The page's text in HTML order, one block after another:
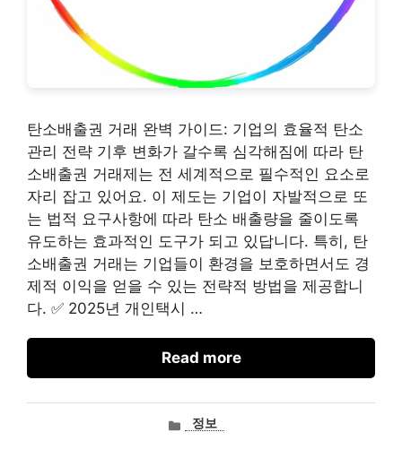
탄소배출권 거래 완벽 가이드: 기업의 효율적 탄소
관리 전략 기후 변화가 갈수록 심각해짐에 따라 탄
소배출권 거래제는 전 세계적으로 필수적인 요소로
자리 잡고 있어요. 이 제도는 기업이 자발적으로 또
는 법적 요구사항에 따라 탄소 배출량을 줄이도록
유도하는 효과적인 도구가 되고 있답니다. 특히, 탄
소배출권 거래는 기업들이 환경을 보호하면서도 경
제적 이익을 얻을 수 있는 전략적 방법을 제공합니
다. ✅ 2025년 개인택시 …
Read more
카정보